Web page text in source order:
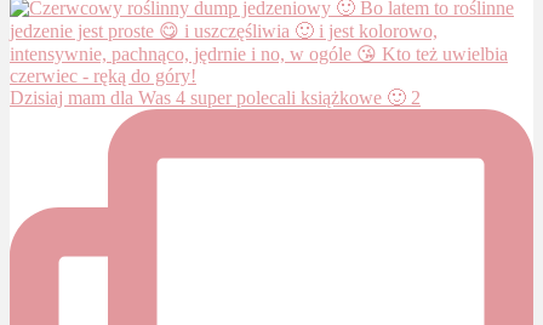
Dzisiaj mam dla Was 4 super polecali książkowe 🙂 2